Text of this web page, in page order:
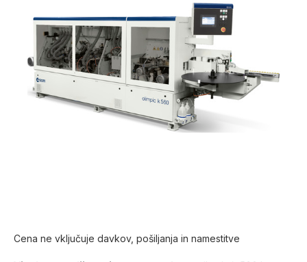
Cena ne vključuje davkov, pošiljanja in namestitve